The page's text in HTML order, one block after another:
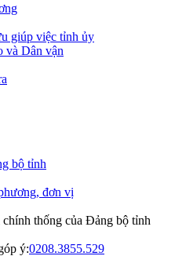
giúp việc tỉnh ủy
và Dân vận
bộ tỉnh
đơn vị
thống của Đảng bộ tỉnh
ý:0208.3855.529